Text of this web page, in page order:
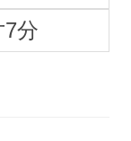
7分